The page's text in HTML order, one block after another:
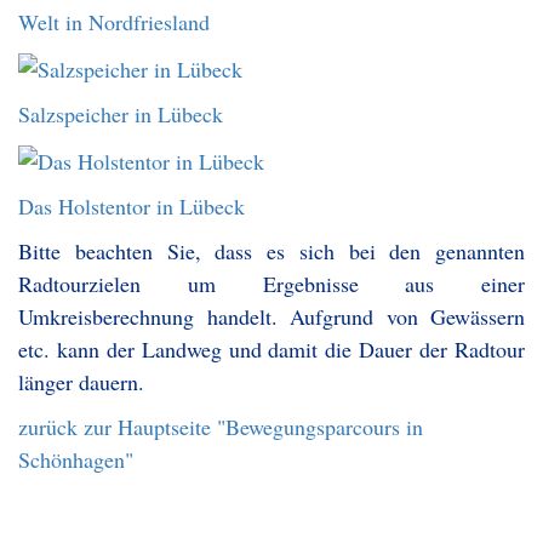
Welt in Nordfriesland
Salzspeicher in Lübeck
Das Holstentor in Lübeck
Bitte beachten Sie, dass es sich bei den genannten
Radtourzielen um Ergebnisse aus einer
Umkreisberechnung handelt. Aufgrund von Gewässern
etc. kann der Landweg und damit die Dauer der Radtour
länger dauern.
zurück zur Hauptseite "Bewegungsparcours in
Schönhagen"